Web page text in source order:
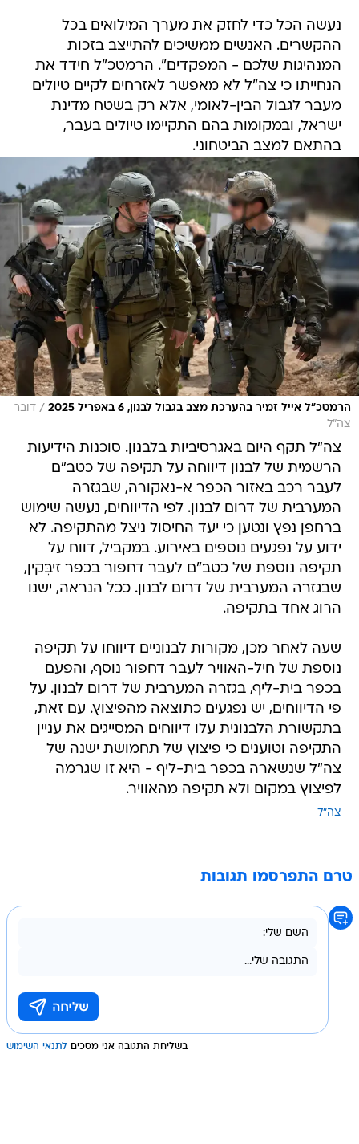
המנהיגות שלכם - המפקדים". הרמטכ"ל חידד את
הנחייתו כי צה"ל לא מאפשר לאזרחים לקיים טיולים
מעבר לגבול הבין-לאומי, אלא רק בשטח מדינת
ישראל, ובמקומות בהם התקיימו טיולים בעבר,
בהתאם למצב הביטחוני.
הרמטכ״ל אייל זמיר בהערכת מצב בגבול לבנון, 6 באפריל 2025 / דובר
צה"ל
צה"ל תקף היום באגרסיביות בלבנון. סוכנות הידיעות
הרשמית של לבנון דיווחה על תקיפה של כטב"ם
לעבר רכב באזור הכפר א-נאקורה, שבגזרה
המערבית של דרום לבנון. לפי הדיווחים, נעשה שימוש
ברחפן נפץ ונטען כי יעד החיסול ניצל מהתקיפה. לא
ידוע על נפגעים נוספים באירוע. במקביל, דווח על
תקיפה נוספת של כטב"ם לעבר דחפור בכפר זיבְּקין,
שבגזרה המערבית של דרום לבנון. ככל הנראה, ישנו
הרוג אחד בתקיפה.
שעה לאחר מכן, מקורות לבנוניים דיווחו על תקיפה
בכפר בית-ליף, בגזרה המערבית של דרום לבנון. על
פי הדיווחים, יש נפגעים כתוצאה מהפיצוץ. עם זאת,
בתקשורת הלבנונית עלו דיווחים המסייגים את עניין
התקיפה וטוענים כי פיצוץ של תחמושת ישנה של
צה"ל שנשארה בכפר בית-ליף - היא זו שגרמה
לפיצוץ במקום ולא תקיפה מהאוויר.
צה"ל
בשליחת התגובה אני מסכים לתנאי השימוש